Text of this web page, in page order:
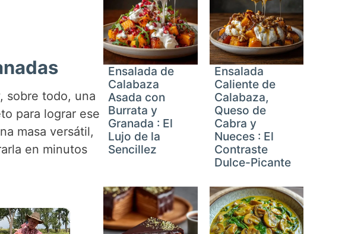
sobre todo, una
para lograr ese
masa versátil,
en minutos
×
Ensalada de
Calabaza
Asada con
Burrata y
Granada : El
Lujo de la
Sencillez
Ensalada
Caliente de
Calabaza,
Queso de
Cabra y
Nueces : El
Contraste
Dulce-Picante